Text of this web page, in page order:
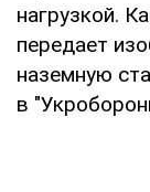
нагрузкой.
передает
наземную
в